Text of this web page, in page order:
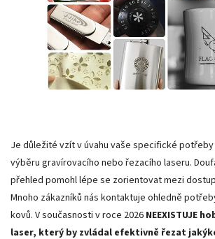
Je důležité vzít v úvahu vaše specifické
výběru gravírovacího nebo řezacího laseru.
přehled pomohl lépe se zorientovat mezi
Mnoho zákazníků nás kontaktuje ohledně
kovů. V současnosti v roce 2026 NEEXISTUJE
laser, který by zvládal efektivně řezat